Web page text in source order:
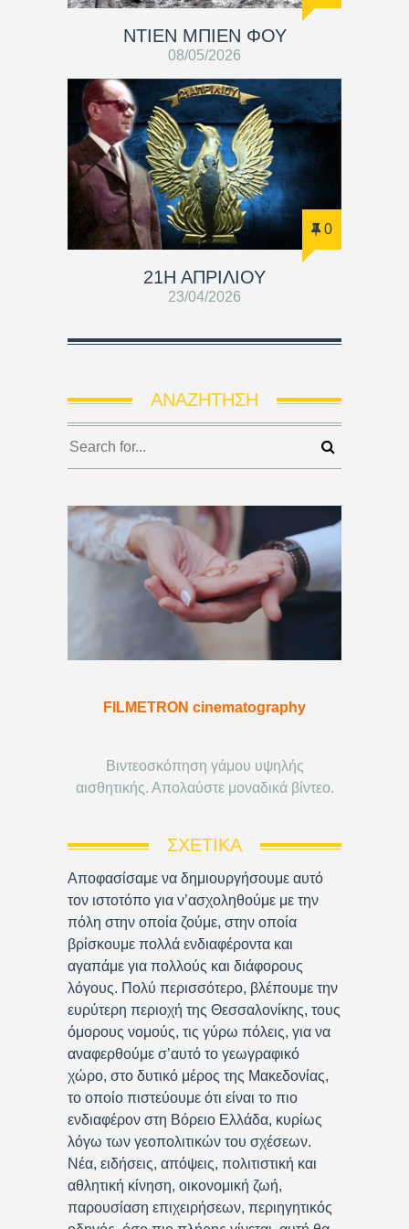
ΝΤΙΕΝ ΜΠΙΕΝ ΦΟΥ
08/05/2026
0
21Η ΑΠΡΙΛΙΟΥ
23/04/2026
ΑΝΑΖΉΤΗΣΗ
FILMETRON cinematography
Βιντεοσκόπηση γάμου υψηλής
αισθητικής. Απολαύστε μοναδικά βίντεο.
ΣΧΕΤΙΚΆ
Αποφασίσαμε να δημιουργήσουμε αυτό
τον ιστοτόπο για ν’ασχοληθούμε με την
πόλη στην οποία ζούμε, στην οποία
βρίσκουμε πολλά ενδιαφέροντα και
αγαπάμε για πολλούς και διάφορους
λόγους. Πολύ περισσότερο, βλέπουμε την
ευρύτερη περιοχή της Θεσσαλονίκης, τους
όμορους νομούς, τις γύρω πόλεις, για να
αναφερθούμε σ’αυτό το γεωγραφικό
χώρο, στο δυτικό μέρος της Μακεδονίας,
το οποίο πιστεύουμε ότι είναι το πιο
ενδιαφέρον στη Βόρειο Ελλάδα, κυρίως
λόγω των γεοπολιτικών του σχέσεων.
Νέα, ειδήσεις, απόψεις, πολιτιστική και
αθλητική κίνηση, οικονομική ζωή,
παρουσίαση επιχειρήσεων, περιηγητικός